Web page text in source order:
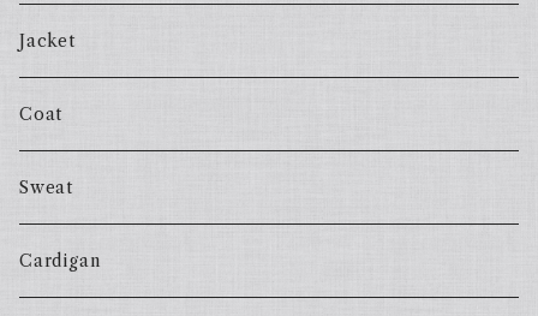
Jacket
Coat
Sweat
Cardigan